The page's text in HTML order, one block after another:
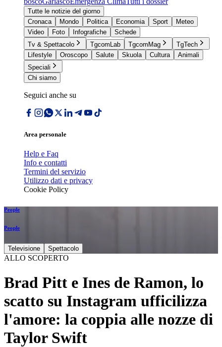
Tutte le notizie del giorno
Cronaca
Mondo Politica Economia Sport
Meteo
Video
Foto Infografiche
Schede
Tv & Spettacolo
TgcomLab TgcomMag
TgTech
Lifestyle
Oroscopo Salute Skuola Cultura
Animali
Speciali
Chi siamo
Seguici anche su
Area personale
Help e Faq
Info e contatti
Termini del servizio
Utilizzo dati e privacy
Cookie Policy
People
People
Televisione Spettacolo
ALLO SCOPERTO
Brad Pitt e Ines de Ramon, lo
scatto su Instagram ufficilizza
l'amore: la coppia alle nozze di
Taylor Swift